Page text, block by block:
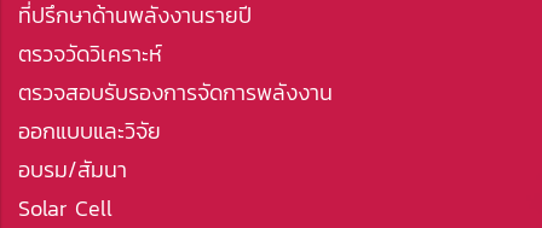
ที่ปรึกษาด้านพลังงานรายปี
ตรวจวัดวิเคราะห์
ตรวจสอบรับรองการจัดการพลังงาน
ออกแบบและวิจัย
อบรม/สัมนา
Solar Cell